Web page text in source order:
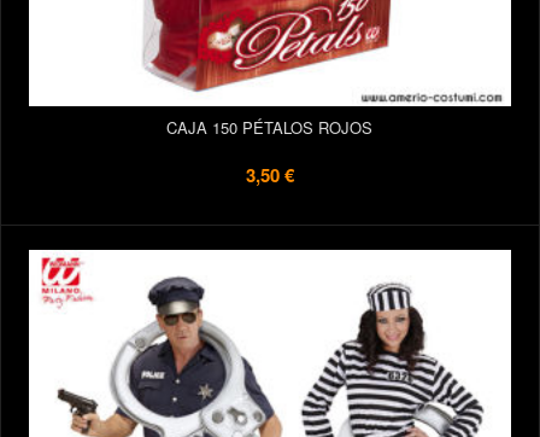
CAJA 150 PÉTALOS ROJOS
3,50 €